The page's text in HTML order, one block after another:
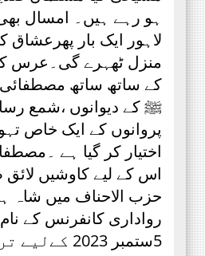
ہو رہے ہیں۔ امسال
لاہور ایک بار پھرعشاق
منزل ٹھہرے گی۔عرس
کے ساتھ ساتھ مصطفائی
ﷺ کے دیوانوں ،شمع
پروانوں کے ایک خاص
اختیار کر گیا ہے
اس کے لیے کاوشیں
حزب الاحناف میں شاہ
رواداری کانفرنس کے
5ستمبر 2023